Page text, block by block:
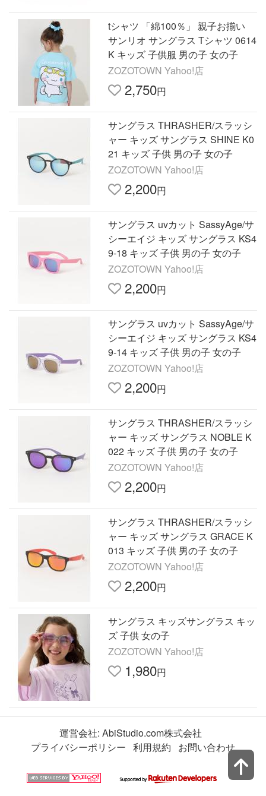
tシャツ 「綿100％」 親子お揃い
サンリオ サングラス Tシャツ 0614
K キッズ 子供服 男の子 女の子
ZOZOTOWN Yahoo!店
2,750円
サングラス THRASHER/スラッシ
ャー キッズ サングラス SHINE K0
21 キッズ 子供 男の子 女の子
ZOZOTOWN Yahoo!店
2,200円
サングラス uvカット SassyAge/サ
シーエイジ キッズ サングラス KS4
9-18 キッズ 子供 男の子 女の子
ZOZOTOWN Yahoo!店
2,200円
サングラス uvカット SassyAge/サ
シーエイジ キッズ サングラス KS4
9-14 キッズ 子供 男の子 女の子
ZOZOTOWN Yahoo!店
2,200円
サングラス THRASHER/スラッシ
ャー キッズ サングラス NOBLE K
022 キッズ 子供 男の子 女の子
ZOZOTOWN Yahoo!店
2,200円
サングラス THRASHER/スラッシ
ャー キッズ サングラス GRACE K
013 キッズ 子供 男の子 女の子
ZOZOTOWN Yahoo!店
2,200円
サングラス キッズサングラス キッ
ズ 子供 女の子
ZOZOTOWN Yahoo!店
1,980円
運営会社: AbiStudio.com株式会社
プライバシーポリシー 利用規約 お問い合わせ